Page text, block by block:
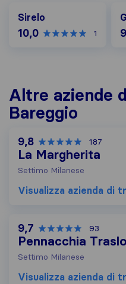
Sirelo
10,0 1
Altre aziende
Bareggio
9,8 187
La Margherita
Settimo Milanese
Visualizza azienda di
9,7 93
Pennacchia
Settimo Milanese
Visualizza azienda di